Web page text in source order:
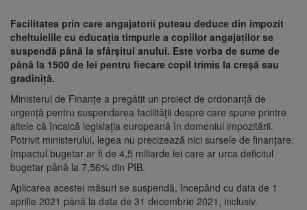
Facilitatea prin care angajatorii puteau deduce din impozit
cheltuielile cu educația timpurie a copiilor angajaților se
suspendă până la sfârșitul anului. Este vorba de sume de
până la 1500 de lei pentru fiecare copil trimis la creșă sau
gradiniță.
Ministerul de Finanțe a pregătit un proiect de ordonanță de
urgență pentru suspendarea facilității despre care spune printre
altele că încalcă legislația europeană în domeniul impozitării.
Potrivit ministerului, legea nu precizează nici sursele de finanțare.
Impactul bugetar ar fi de 4,5 miliarde lei care ar urca deficitul
bugetar până la 7,56% din PIB.
Aplicarea acestei măsuri se suspendă, începând cu data de 1
aprilie 2021 până la data de 31 decembrie 2021, inclusiv.